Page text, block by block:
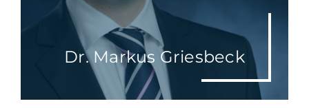
Dr. Markus Griesbeck